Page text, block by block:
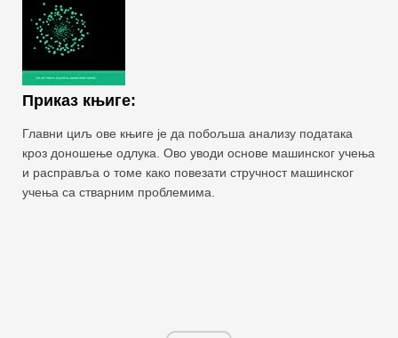
Приказ књиге:
Главни циљ ове књиге је да побољша анализу података
кроз доношење одлука. Ово уводи основе машинског учења
и расправља о томе како повезати стручност машинског
учења са стварним проблемима.